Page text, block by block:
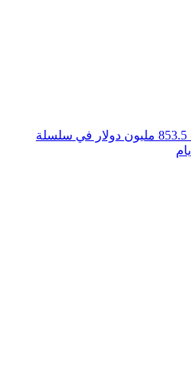
صناديق بيتكوين المتداولة تجذب 853.5 مليون دولار في سلسلة